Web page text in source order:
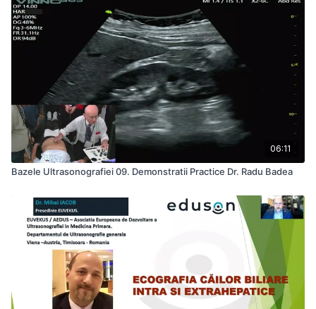
06:11
Bazele Ultrasonografiei 09. Demonstratii Practice Dr. Radu Badea